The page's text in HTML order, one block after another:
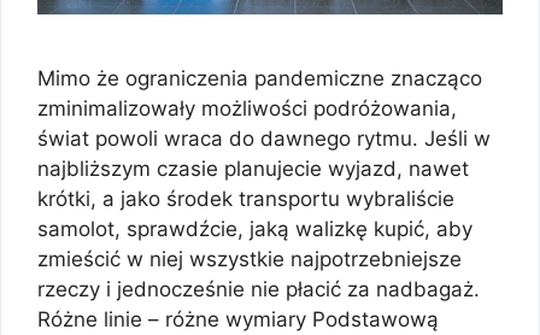
Mimo że ograniczenia pandemiczne znacząco
zminimalizowały możliwości podróżowania,
świat powoli wraca do dawnego rytmu. Jeśli w
najbliższym czasie planujecie wyjazd, nawet
krótki, a jako środek transportu wybraliście
samolot, sprawdźcie, jaką walizkę kupić, aby
zmieścić w niej wszystkie najpotrzebniejsze
rzeczy i jednocześnie nie płacić za nadbagaż.
Różne linie – różne wymiary Podstawową